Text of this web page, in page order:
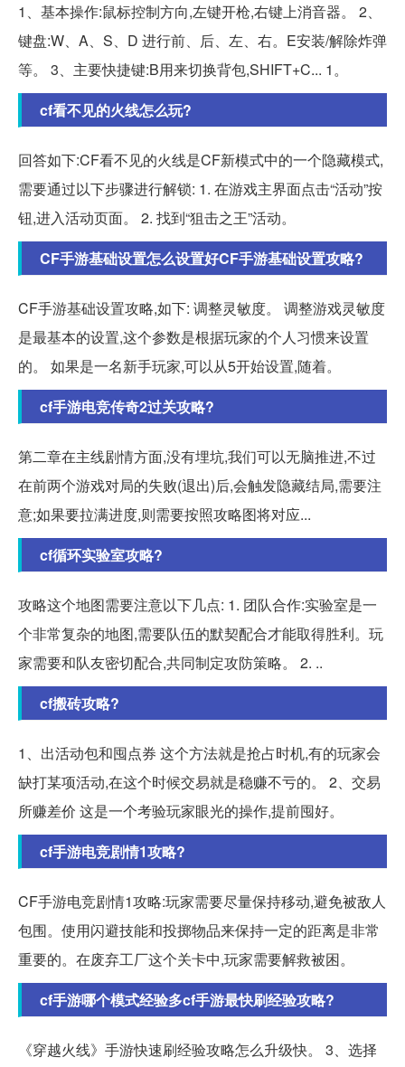
1、基本操作:鼠标控制方向,左键开枪,右键上消音器。 2、
键盘:W、A、S、D 进行前、后、左、右。E安装/解除炸弹
等。 3、主要快捷键:B用来切换背包,SHIFT+C... 1。
cf看不见的火线怎么玩?
回答如下:CF看不见的火线是CF新模式中的一个隐藏模式,
需要通过以下步骤进行解锁: 1. 在游戏主界面点击“活动”按
钮,进入活动页面。 2. 找到“狙击之王”活动。
CF手游基础设置怎么设置好CF手游基础设置攻略?
CF手游基础设置攻略,如下: 调整灵敏度。 调整游戏灵敏度
是最基本的设置,这个参数是根据玩家的个人习惯来设置
的。 如果是一名新手玩家,可以从5开始设置,随着。
cf手游电竞传奇2过关攻略?
第二章在主线剧情方面,没有埋坑,我们可以无脑推进,不过
在前两个游戏对局的失败(退出)后,会触发隐藏结局,需要注
意;如果要拉满进度,则需要按照攻略图将对应...
cf循环实验室攻略?
攻略这个地图需要注意以下几点: 1. 团队合作:实验室是一
个非常复杂的地图,需要队伍的默契配合才能取得胜利。玩
家需要和队友密切配合,共同制定攻防策略。 2. ..
cf搬砖攻略?
1、出活动包和囤点券 这个方法就是抢占时机,有的玩家会
缺打某项活动,在这个时候交易就是稳赚不亏的。 2、交易
所赚差价 这是一个考验玩家眼光的操作,提前囤好。
cf手游电竞剧情1攻略?
CF手游电竞剧情1攻略:玩家需要尽量保持移动,避免被敌人
包围。使用闪避技能和投掷物品来保持一定的距离是非常
重要的。在废弃工厂这个关卡中,玩家需要解救被困。
cf手游哪个模式经验多cf手游最快刷经验攻略?
《穿越火线》手游快速刷经验攻略怎么升级快。 3、选择